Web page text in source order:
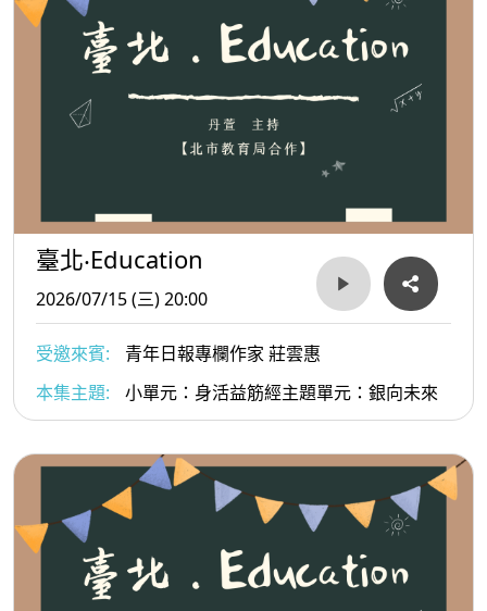
臺北‧Education
2026/07/15 (三) 20:00
受邀來賓:
青年日報專欄作家 莊雲惠
本集主題:
小單元：身活益筋經主題單元：銀向未來